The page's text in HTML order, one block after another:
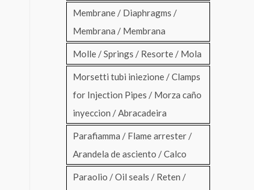
Membrane / Diaphragms /
Membrana / Membrana
Molle / Springs / Resorte / Mola
Morsetti tubi iniezione / Clamps
for Injection Pipes / Morza caño
inyeccion / Abracadeira
Parafiamma / Flame arrester /
Arandela de asciento / Calco
Paraolio / Oil seals / Reten /